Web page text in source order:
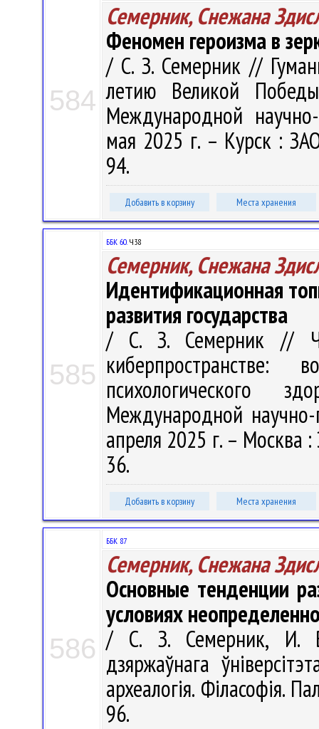
584
Семерник, Снежана
Феномен героизма в
/ С. З. Семерник //
летию Великой
Международной
мая 2025 г. – Курск :
94.
Добавить в корзину Места хранения
585
ББК 60.Ч38
Семерник, Снежана
Идентификационная
развития государства
/ С. З. Семерник //
Международной
апреля 2025 г. – Москва
36.
Добавить в корзину Места хранения
586
ББК 87
Семерник, Снежана
Основные тенденции
условиях
/ С. З. Семерник, И. В.
дзяржаўнага
археалогія. Філасофія.
96.